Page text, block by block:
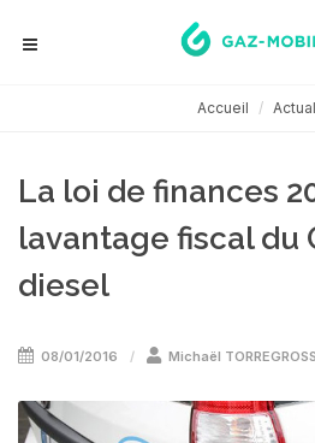
Accueil
La loi de finances
lavantage fiscal du
diesel
08/01/2016 Michaël